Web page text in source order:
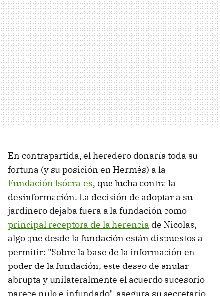
En contrapartida, el heredero donaría toda su
fortuna (y su posición en Hermés) a la
Fundación Isócrates, que lucha contra la
desinformación. La decisión de adoptar a su
jardinero dejaba fuera a la fundación como
principal receptora de la herencia de Nicolas,
algo que desde la fundación están dispuestos a
permitir: "Sobre la base de la información en
poder de la fundación, este deseo de anular
abrupta y unilateralmente el acuerdo sucesorio
parece nulo e infundado", asegura su secretario